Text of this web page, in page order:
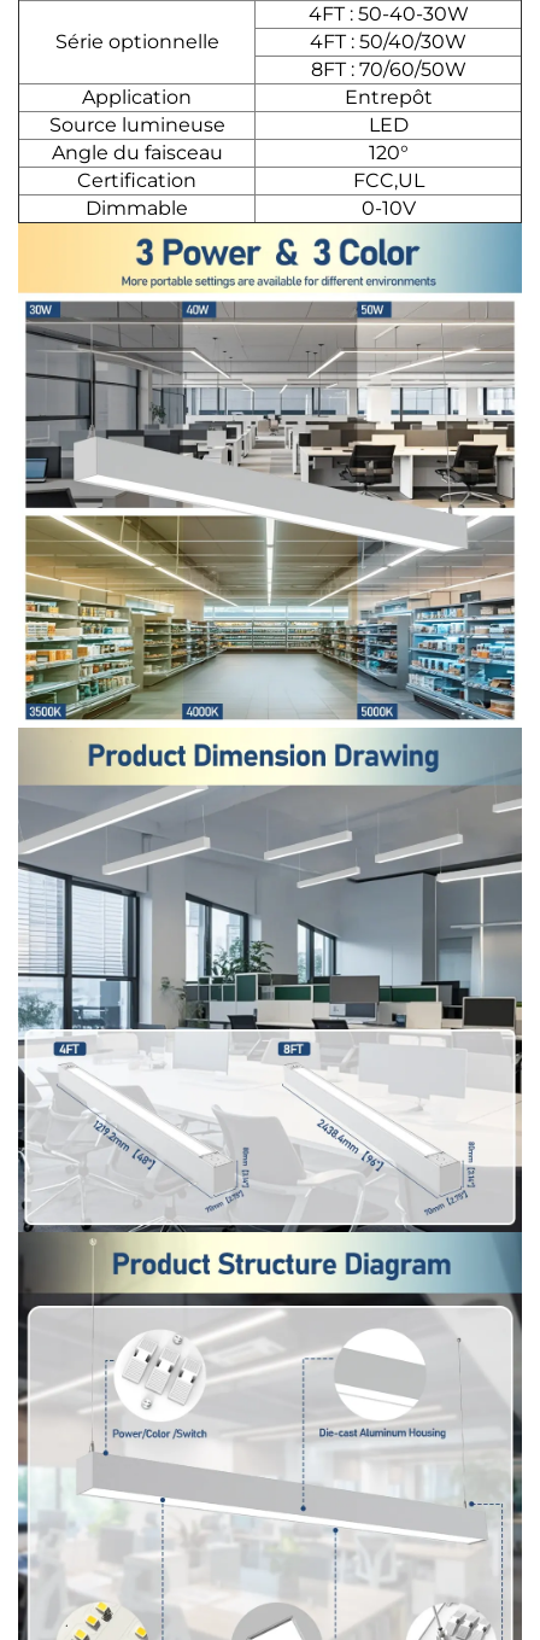
Série optionnelle
4FT : 50-40-30W
4FT : 50/40/30W
8FT : 70/60/50W
Application
Entrepôt
Source lumineuse
LED
Angle du faisceau
120°
Certification
FCC,UL
Dimmable
0-10V